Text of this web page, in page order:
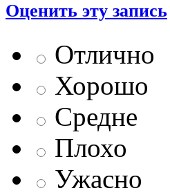
Оценить эту запись
Отлично
Хорошо
Средне
Плохо
Ужасно